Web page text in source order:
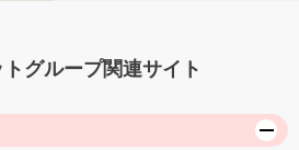
グループ関連サイト